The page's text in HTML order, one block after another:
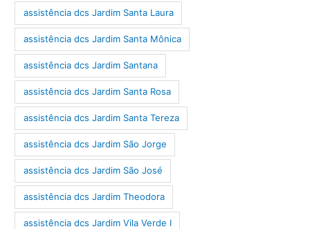
assistência dcs Jardim Santa Laura
assistência dcs Jardim Santa Mônica
assistência dcs Jardim Santana
assistência dcs Jardim Santa Rosa
assistência dcs Jardim Santa Tereza
assistência dcs Jardim São Jorge
assistência dcs Jardim São José
assistência dcs Jardim Theodora
assistência dcs Jardim Vila Verde I